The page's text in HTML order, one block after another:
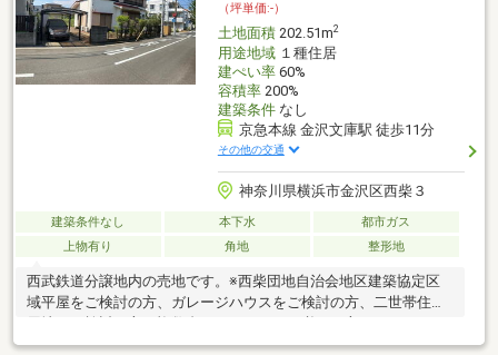
（坪単価:-）
土地面積202.51m2
用途地域１種住居
建ぺい率60%
容積率200%
建築条件なし
京急本線 金沢文庫駅 徒歩11分
その他の交通
神奈川県横浜市金沢区西柴３
建築条件なし 本下水
都市ガス
上物有り
角地 整形地
西武鉄道分譲地内の売地です。※西柴団地自治会地区建築協定区
域平屋をご検討の方、ガレージハウスをご検討の方、二世帯住宅
用地をご検討の方、複数台カースペースが必要な方へおススメで
す♪諸条件はお気軽にご相談ください。お好きなハウスメーカー／